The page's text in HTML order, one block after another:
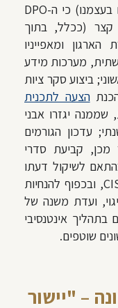
זו הסיבה שאנחנו מחייבים (ומתחייבים בעצמנו) כי ה-DPO
קצר (ככלל, בתוך
ומאפייניו
מערכות מידע
ביצוע סקר ציות
הצעה לתכנית
שממנה יגזרו אבני
עדכון הגורמים
מכן, קביעת סדרי
לשיקול דעתו
של ה-DPO, בשיתוף פעולה עם ה-CISO, ובכפוף להנחיות
ועדת משנה של
בתהליך אינטנסיבי
– "יישור